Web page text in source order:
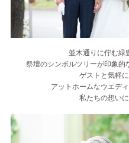
並木通りに佇む緑
祭壇のシンボルツリーが印象的
ゲストと気軽
アットホームなウエデ
私たちの想い